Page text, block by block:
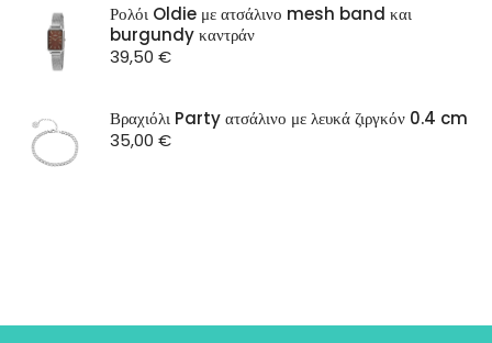
Ρολόι Oldie με ατσάλινο mesh band και
burgundy καντράν
39,50 €
Βραχιόλι Party ατσάλινο με λευκά ζιργκόν 0.4 cm
35,00 €